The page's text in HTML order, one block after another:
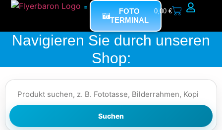
FOTO
TERMINAL
0,00 €
Navigieren Sie durch unseren
Shop:
Suchen